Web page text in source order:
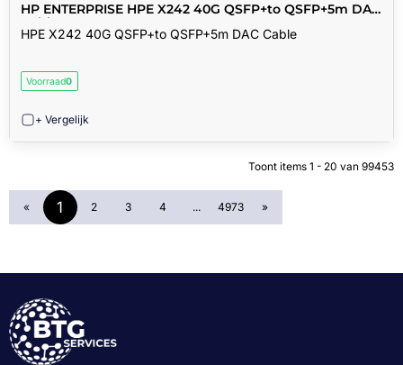
HP ENTERPRISE HPE X242 40G QSFP+to QSFP+5m DAC
Cable
HPE X242 40G QSFP+to QSFP+5m DAC Cable
Voorraad0
+ Vergelijk
Toont items 1 - 20 van 99453
« 1 2 3 4 ... 4973 »